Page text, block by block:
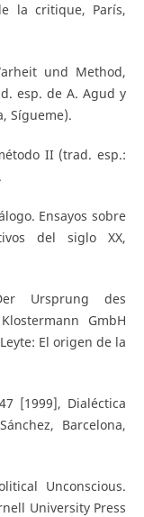
la critique, París,
und Method,
esp. de A. Agud y
Sígueme).
II (trad. esp.:
Ensayos sobre
del siglo XX,
Ursprung des
GmbH
El origen de la
[1999], Dialéctica
Barcelona,
Unconscious.
University Press